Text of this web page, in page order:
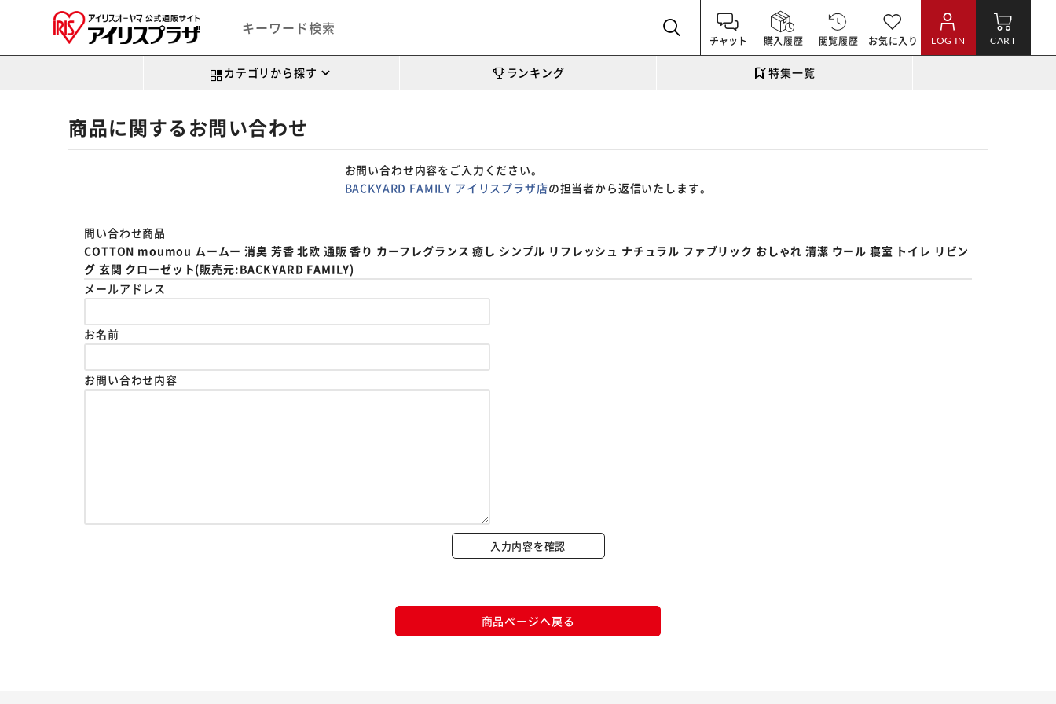
チャット 購入履歴 閲覧履歴 お気に入り LOG IN CART
カテゴリから探す ランキング 特集一覧
商品に関するお問い合わせ
お問い合わせ内容をご入力ください。
BACKYARD FAMILY アイリスプラザ店の担当者から返信いたします。
問い合わせ商品
COTTON moumou ムームー 消臭 芳香 北欧 通販 香り カーフレグランス 癒し シンプル リフレッシュ ナチュラル ファブリック おしゃれ 清潔 ウール 寝室 トイレ リビン
グ 玄関 クローゼット(販売元:BACKYARD FAMILY)
メールアドレス
お名前
お問い合わせ内容
入力内容を確認
商品ページへ戻る
カートに入れる